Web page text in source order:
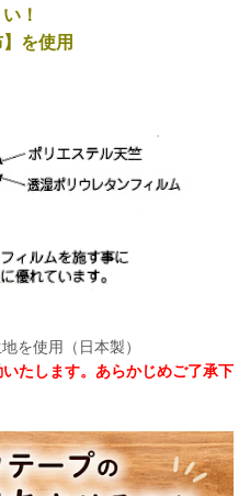
！
を使用
を使用（日本製）
たします。あらかじめご了承下